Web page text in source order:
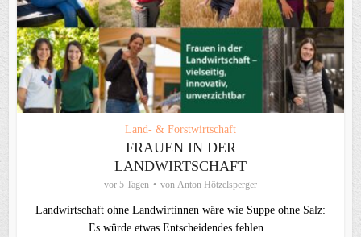
Land- & Forstwirtschaft
FRAUEN IN DER
LANDWIRTSCHAFT
vor 5 Tagen von Anton Hötzelsperger
Landwirtschaft ohne Landwirtinnen wäre wie Suppe ohne Salz:
Es würde etwas Entscheidendes fehlen...